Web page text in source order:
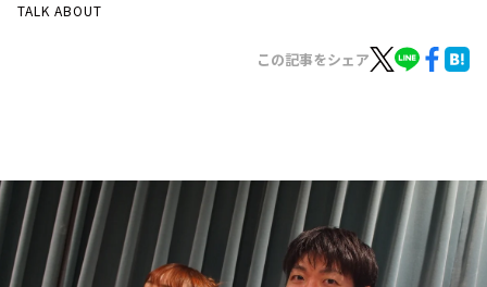
お知らせ
イベント・グッズ
YouTube
会社情報
TALK ABOUT
この記事をシェア